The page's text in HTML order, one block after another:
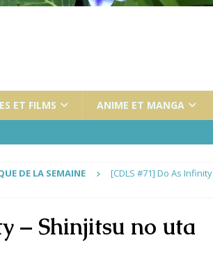
ET FILMS ANIME ET MANGA
DE LA SEMAINE
[CDLS #71] Do As Infinity
– Shinjitsu no uta